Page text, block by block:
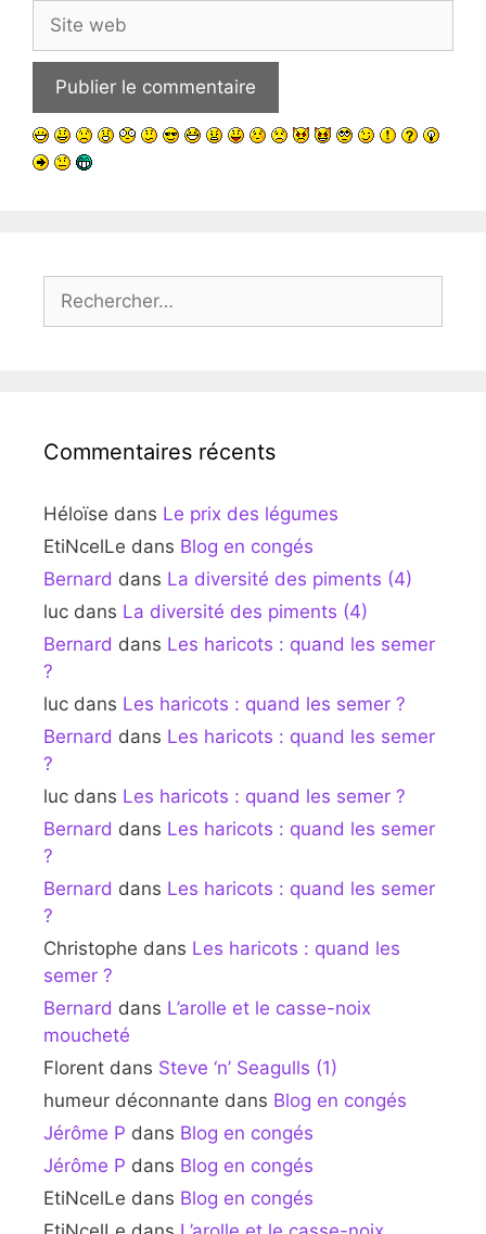
Site
web
Rechercher :
Commentaires récents
Héloïse dans Le prix des légumes
EtiNcelLe dans Blog en congés
Bernard dans La diversité des piments (4)
luc dans La diversité des piments (4)
Bernard dans Les haricots : quand les semer
?
luc dans Les haricots : quand les semer ?
Bernard dans Les haricots : quand les semer
?
luc dans Les haricots : quand les semer ?
Bernard dans Les haricots : quand les semer
?
Bernard dans Les haricots : quand les semer
?
Christophe dans Les haricots : quand les
semer ?
Bernard dans L’arolle et le casse-noix
moucheté
Florent dans Steve ‘n’ Seagulls (1)
humeur déconnante dans Blog en congés
Jérôme P dans Blog en congés
Jérôme P dans Blog en congés
EtiNcelLe dans Blog en congés